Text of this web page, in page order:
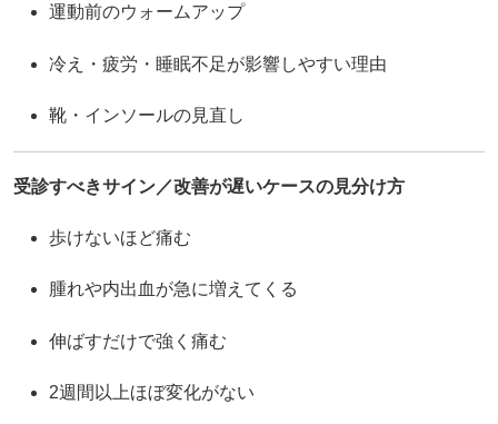
運動前のウォームアップ
冷え・疲労・睡眠不足が影響しやすい理由
靴・インソールの見直し
受診すべきサイン／改善が遅いケースの見分け方
歩けないほど痛む
腫れや内出血が急に増えてくる
伸ばすだけで強く痛む
2週間以上ほぼ変化がない